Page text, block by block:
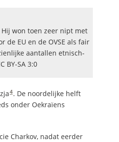
Hij won toen zeer nipt met
de EU en de OVSE als fair
aantallen etnisch-
BY-SA 3:0
4. De noordelijke helft
onder Oekraïens
Charkov, nadat eerder